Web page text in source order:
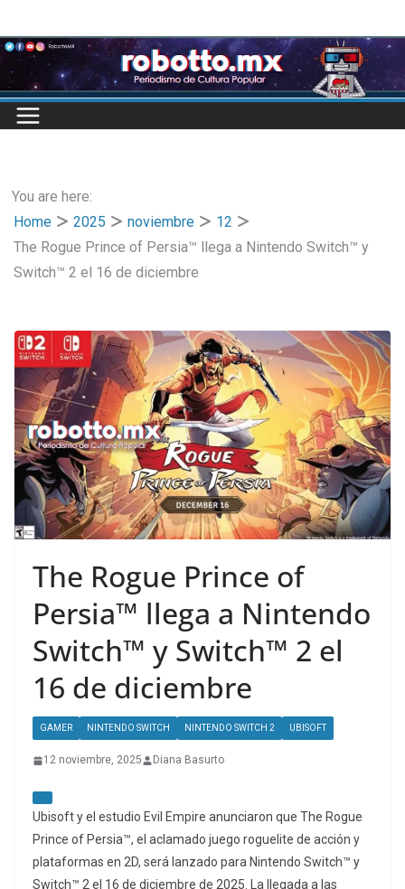
to
content
You are here:
Home
2025 noviembre
12
The Rogue Prince of Persia™ llega a Nintendo Switch™ y
Switch™ 2 el 16 de diciembre
The Rogue Prince of
Persia™ llega a Nintendo
Switch™ y Switch™ 2 el
16 de diciembre
GAMER NINTENDO SWITCH NINTENDO SWITCH 2 UBISOFT
12 noviembre, 2025 Diana Basurto
Ubisoft y el estudio Evil Empire anunciaron que The Rogue
Prince of Persia™, el aclamado juego roguelite de acción y
plataformas en 2D, será lanzado para Nintendo Switch™ y
Switch™ 2 el 16 de diciembre de 2025. La llegada a las